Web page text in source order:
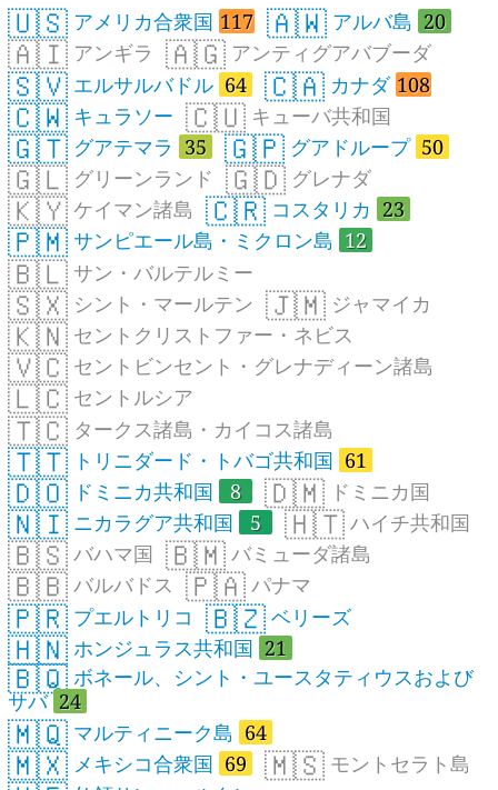
🇺🇸 アメリカ合衆国 117 🇦🇼 アルバ島 20
🇦🇮 アンギラ 🇦🇬 アンティグアバブーダ
🇸🇻 エルサルバドル 64 🇨🇦 カナダ 108
🇨🇼 キュラソー 🇨🇺 キューバ共和国
🇬🇹 グアテマラ 35 🇬🇵 グアドループ 50
🇬🇱 グリーンランド 🇬🇩 グレナダ
🇰🇾 ケイマン諸島 🇨🇷 コスタリカ 23
🇵🇲 サンピエール島・ミクロン島 12
🇧🇱 サン・バルテルミー
🇸🇽 シント・マールテン 🇯🇲 ジャマイカ
🇰🇳 セントクリストファー・ネビス
🇻🇨 セントビンセント・グレナディーン諸島
🇱🇨 セントルシア
🇹🇨 タークス諸島・カイコス諸島
🇹🇹 トリニダード・トバゴ共和国 61
🇩🇴 ドミニカ共和国 8 🇩🇲 ドミニカ国
🇳🇮 ニカラグア共和国 5 🇭🇹 ハイチ共和国
🇧🇸 バハマ国 🇧🇲 バミューダ諸島
🇧🇧 バルバドス 🇵🇦 パナマ
🇵🇷 プエルトリコ 🇧🇿 ベリーズ
🇭🇳 ホンジュラス共和国 21
🇧🇶ボネール、シント・ユースタティウスおよび
サバ 24
🇲🇶 マルティニーク島 64
🇲🇽 メキシコ合衆国 69 🇲🇸 モントセラト島